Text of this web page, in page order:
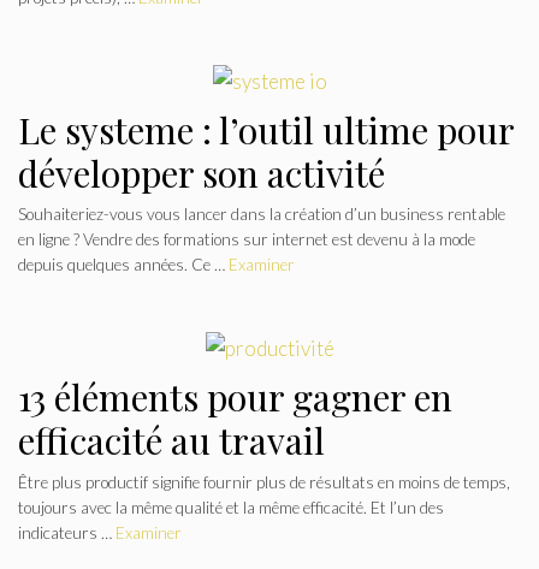
Le systeme : l’outil ultime pour
développer son activité
Souhaiteriez-vous vous lancer dans la création d’un business rentable
en ligne ? Vendre des formations sur internet est devenu à la mode
depuis quelques années. Ce … Examiner
13 éléments pour gagner en
efficacité au travail
Être plus productif signifie fournir plus de résultats en moins de temps,
toujours avec la même qualité et la même efficacité. Et l’un des
indicateurs … Examiner
Streaming en direct :
WEB